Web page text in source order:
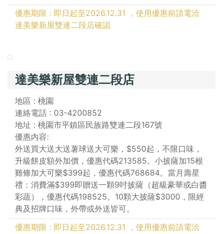
優惠期限 : 即日起至2026.12.31 ，使用優惠前請電洽
達美樂新屋雙連二段店確認
達美樂新屋雙連二段店
地區 : 桃園
連絡電話 : 03-4200852
地址 : 桃園市平鎮區民族路雙連二段167號
優惠內容:
外送買大送大送薯球送大可樂，$550起，不限口味，
升級餅皮額外加價，優惠代碼213585。小披薩加15根
雞條加大可樂$399起，優惠代碼768684。當月壽星
禮：消費滿$399即贈送一顆9吋披薩（超級豪華或白醬
彩蔬），優惠代碼198525。10顆大披薩$3000，限經
典及招牌口味，外帶或外送皆可。
優惠期限 : 即日起至2026.12.31 ，使用優惠前請電洽